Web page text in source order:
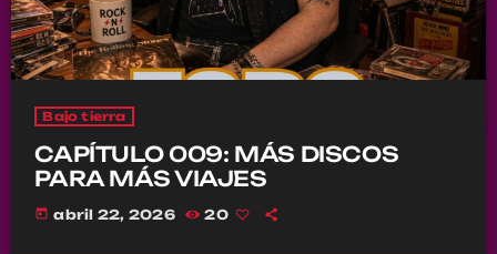
Bajo tierra
CAPÍTULO 009: MÁS DISCOS
PARA MÁS VIAJES
today abril 22, 2026 20